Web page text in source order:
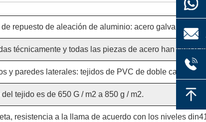
repuesto de aleación de aluminio: acero galvanizado
técnicamente y todas las piezas de acero han sido
y paredes laterales: tejidos de PVC de doble capa.
del tejido es de 650 G / m2 a 850 g / m2.
resistencia a la llama de acuerdo con los niveles